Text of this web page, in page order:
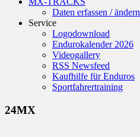
Daten erfassen / ändern
Service
Logodownload
Endurokalender 2026
Videogallery
RSS Newsfeed
Kaufhilfe für Enduros
Sportfahrertraining
24MX